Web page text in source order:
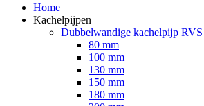
Home
Kachelpijpen
Dubbelwandige kachelpijp RVS
80 mm
100 mm
130 mm
150 mm
180 mm